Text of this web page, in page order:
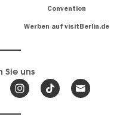
Convention
Werben auf visitBerlin.de
Sie uns